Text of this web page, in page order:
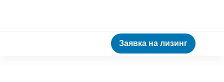
Заявка на лизинг